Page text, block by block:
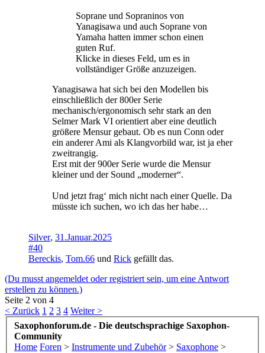
Soprane und Sopraninos von
Yanagisawa und auch Soprane von
Yamaha hatten immer schon einen
guten Ruf.
Klicke in dieses Feld, um es in
vollständiger Größe anzuzeigen.
Yanagisawa hat sich bei den Modellen bis
einschließlich der 800er Serie
mechanisch/ergonomisch sehr stark an den
Selmer Mark VI orientiert aber eine deutlich
größere Mensur gebaut. Ob es nun Conn oder
ein anderer Ami als Klangvorbild war, ist ja eher
zweitrangig.
Erst mit der 900er Serie wurde die Mensur
kleiner und der Sound „moderner“.
Und jetzt frag‘ mich nicht nach einer Quelle. Da
müsste ich suchen, wo ich das her habe…
Silver, 31.Januar.2025
#40
Bereckis, Tom.66 und Rick gefällt das.
(Du musst angemeldet oder registriert sein, um eine Antwort
erstellen zu können.)
Seite 2 von 4
< Zurück 1 2 3 4 Weiter >
Saxophonforum.de - Die deutschsprachige Saxophon-
Community
Home Foren > Instrumente und Zubehör > Saxophone >